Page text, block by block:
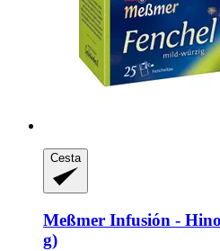
Cesta
Meßmer Infusión -​
g)